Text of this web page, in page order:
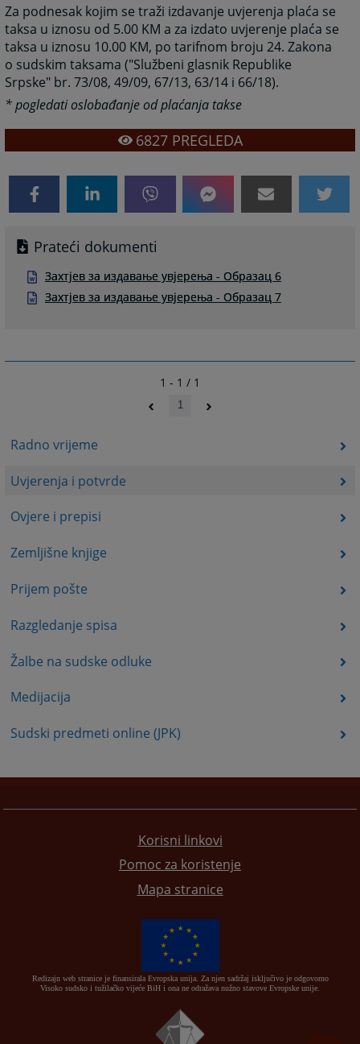
Radno vrijeme
Uvjerenja i potvrde
Ovjere i prepisi
Zemljišne knjige
Prijem pošte
Razgledanje spisa
Žalbe na sudske odluke
Medijacija
Sudski predmeti online (JPK)
Za podnesak kojim se traži izdavanje uvjerenja plaća se
taksa u iznosu od 5.00 KM a za izdato uvjerenje plaća se
taksa u iznosu 10.00 KM, po tarifnom broju 24. Zakona
o sudskim taksama ("Službeni glasnik Republike
Srpske" br. 73/08, 49/09, 67/13, 63/14 i 66/18).
* pogledati oslobađanje od plaćanja takse
6827PREGLEDA
Prateći dokumenti
Захтјев за издавање увјерења - Образац 6
Захтјев за издавање увјерења - Образац 7
1 - 1 / 1
1
Korisni linkovi
Pomoc za koristenje
Mapa stranice
Redizajn web stranice je finansirala Evropska unija. Za njen sadržaj isključivo je odgovorno
Visoko sudsko i tužilačko vijeće BiH i ona ne odražava nužno stavove Evropske unije.